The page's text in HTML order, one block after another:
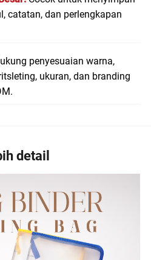
catatan, dan perlengkapan
penyesuaian warna,
ukuran, dan branding
detail